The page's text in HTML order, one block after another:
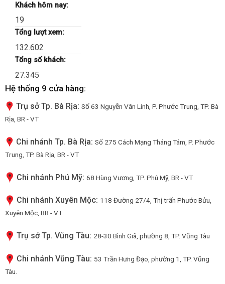
Khách hôm nay:
19
Tổng lượt xem:
132.602
Tổng số khách:
27.345
Hệ thống 9 cửa hàng:
Trụ sở Tp. Bà Rịa: Số 63 Nguyễn Văn Linh, P. Phước Trung, TP. Bà
Rịa, BR - VT
Chi nhánh Tp. Bà Rịa: Số 275 Cách Mạng Tháng Tám, P. Phước
Trung, TP. Bà Rịa, BR - VT
Chi nhánh Phú Mỹ: 68 Hùng Vương, TP. Phú Mỹ, BR - VT
Chi nhánh Xuyên Mộc: 118 Đường 27/4, Thị trấn Phước Bửu,
Xuyên Mộc, BR - VT
Trụ sở Tp. Vũng Tàu: 28-30 Bình Giã, phường 8, TP. Vũng Tàu
Chi nhánh Vũng Tàu: 53 Trần Hưng Đạo, phường 1, TP. Vũng
Tàu.